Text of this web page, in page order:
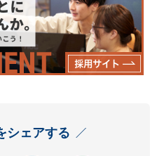
シェアする